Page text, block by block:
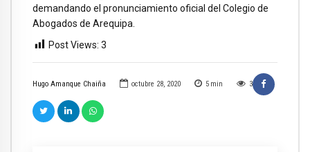
Hugo Amanque Chaiña octubre 28, 2020 5 min 3
demandando el pronunciamiento oficial del Colegio de
Abogados de Arequipa.
Post Views: 3